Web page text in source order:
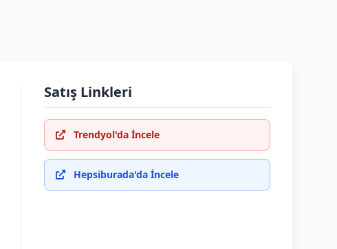
Satış Linkleri
Trendyol'da İncele
Hepsiburada'da İncele